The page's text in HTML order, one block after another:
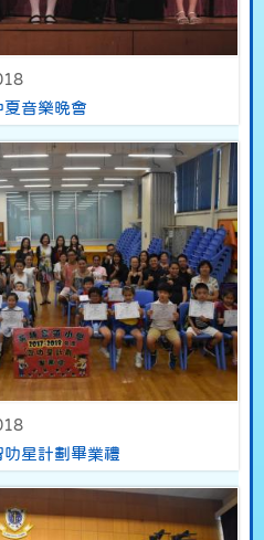
音樂晚會
星計劃畢業禮